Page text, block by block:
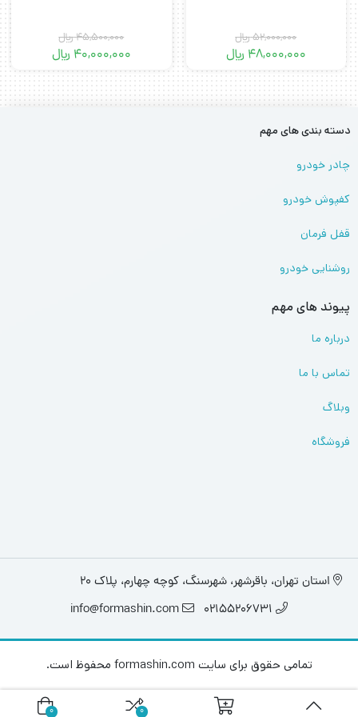
52,000,000﷼
48,000,000 ﷼
45,500,000﷼
40,000,000 ﷼
دسته بندی های مهم
چادر خودرو
کفپوش خودرو
قفل فرمان
روشنایی خودرو
پیوند های مهم
درباره ما
تماس با ما
وبلاگ
فروشگاه
استان تهران، باقرشهر، شهرسنگ، کوچه چهارم، پلاک 20
02155206731
info@formashin.com
تمامی حقوق برای سایت formashin.com محفوظ است.
0
0